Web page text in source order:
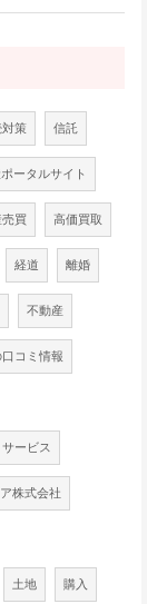
策 信託
ータルサイト
買 高価買取
経道 離婚
不動産
コミ情報
サービス
株式会社
土地 購入